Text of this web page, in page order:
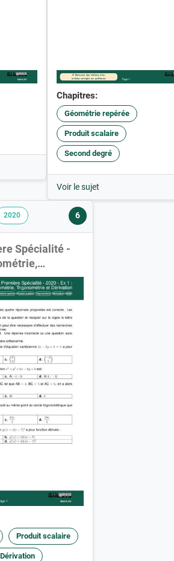
Chapitres:
Géométrie repérée
Produit scalaire
Second degré
Voir le sujet
6
2020
Spécialité -
Dérivation
Produit scalaire
Dérivation